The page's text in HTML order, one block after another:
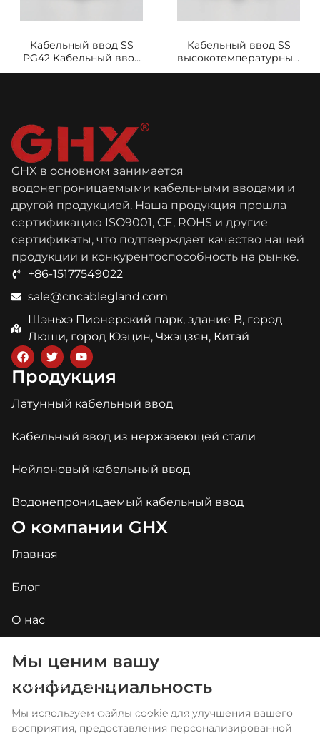
Кабельный ввод SS
PG42 Кабельный ввод
для опасных зон
Кабельный ввод SS
высокотемпературный
устойчивый PG36
GHX в основном занимается
водонепроницаемыми кабельными вводами и
другой продукцией. Наша продукция прошла
сертификацию ISO9001, CE, ROHS и другие
сертификаты, что подтверждает качество нашей
продукции и конкурентоспособность на рынке.
+86-15177549022
sale@cncablegland.com
Шэньхэ Пионерский парк, здание B, город
Люши, город Юэцин, Чжэцзян, Китай
Продукция
Латунный кабельный ввод
Кабельный ввод из нержавеющей стали
Нейлоновый кабельный ввод
Водонепроницаемый кабельный ввод
О компании GHX
Главная
Блог
О нас
Приложения
Свяжитесь с нами
ЧАСТО ЗАДАВАЕМЫЕ ВОПРОСЫ
Мы ценим вашу
конфиденциальность
Мы используем файлы cookie для улучшения вашего
восприятия, предоставления персонализированной
Spanish
Portuguese